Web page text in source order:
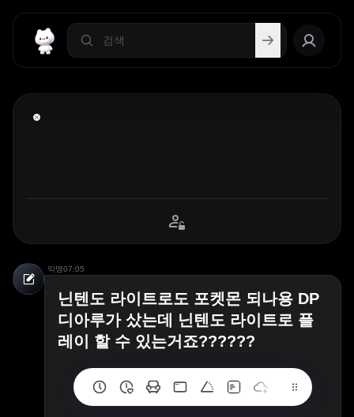
익명07:05
닌텐도 라이트로도 포켓몬 되나용 DP
디아루가 샀는데 닌텐도 라이트로 플
레이 할 수 있는거죠??????